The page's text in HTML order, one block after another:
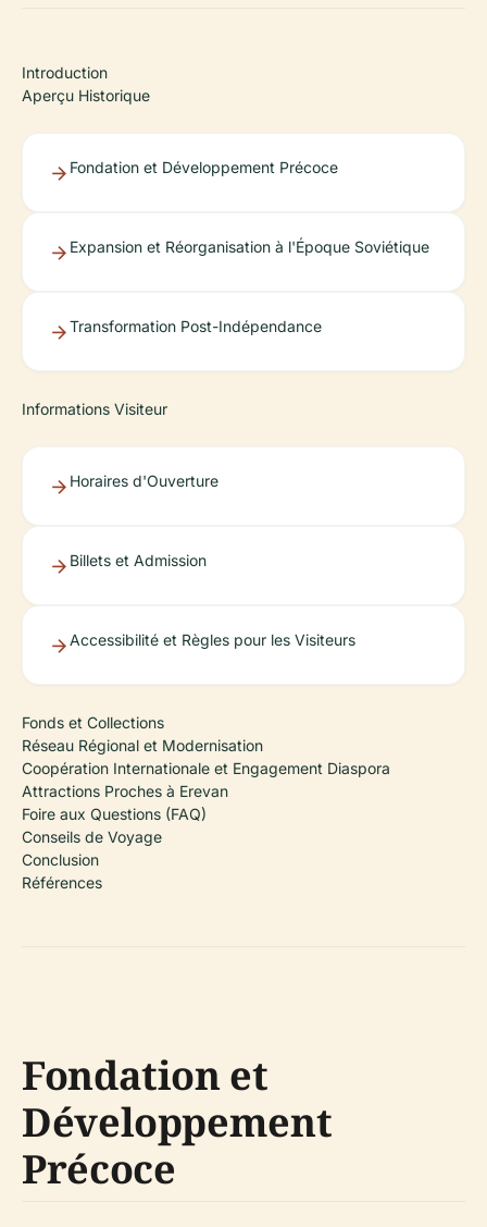
Introduction
Aperçu Historique
Fondation et Développement Précoce
Expansion et Réorganisation à l'Époque Soviétique
Transformation Post-Indépendance
Informations Visiteur
Horaires d'Ouverture
Billets et Admission
Accessibilité et Règles pour les Visiteurs
Fonds et Collections
Réseau Régional et Modernisation
Coopération Internationale et Engagement Diaspora
Attractions Proches à Erevan
Foire aux Questions (FAQ)
Conseils de Voyage
Conclusion
Références
Fondation et
Développement
Précoce